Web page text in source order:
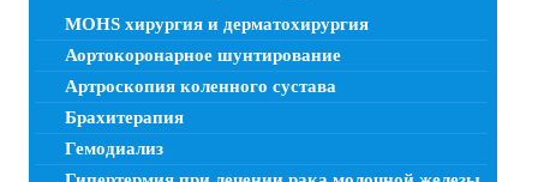
MOHS хирургия и дерматохирургия
Аортокоронарное шунтирование
Артроскопия коленного сустава
Брахитерапия
Гемодиализ